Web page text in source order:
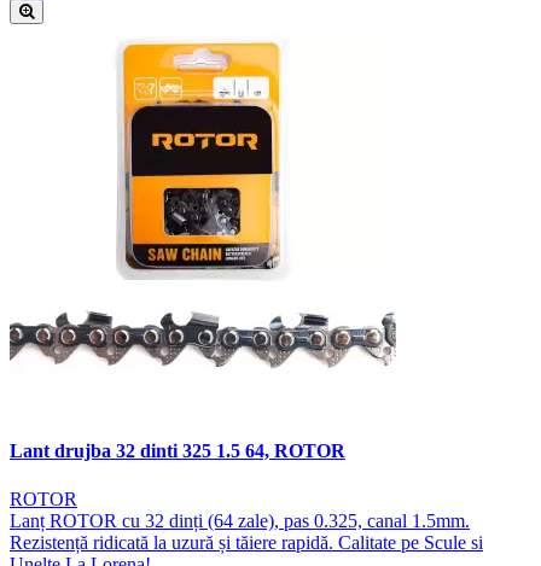
Lant drujba 32 dinti 325 1.5 64, ROTOR
ROTOR
Lanț ROTOR cu 32 dinți (64 zale), pas 0.325, canal 1.5mm.
Rezistență ridicată la uzură și tăiere rapidă. Calitate pe Scule si